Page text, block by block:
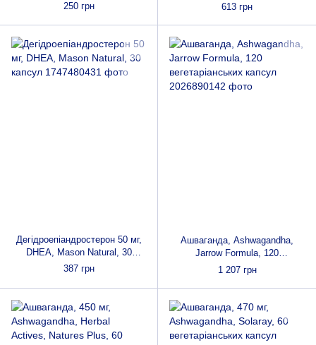
250 грн
613 грн
Дегідроепіандростерон 50 мг,
DHEA, Mason Natural, 30
капсул
387 грн
Ашваганда, Ashwagandha,
Jarrow Formula, 120
вегетаріанських капсул
1 207 грн